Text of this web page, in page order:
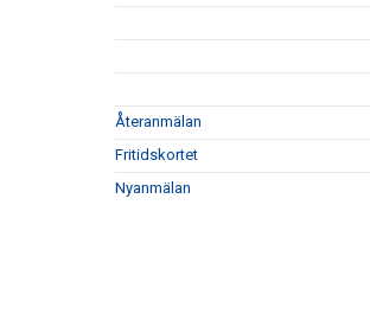
Återanmälan
Fritidskortet
Nyanmälan